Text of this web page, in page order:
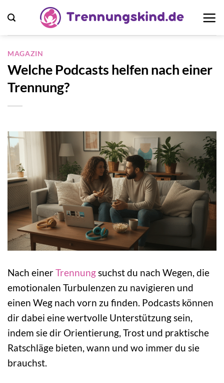
Inhalt
springen
MAGAZIN
Welche Podcasts helfen nach einer
Trennung?
Nach einerTrennungsuchst du nach Wegen, die
emotionalen Turbulenzen zu navigieren und
einen Weg nach vorn zu finden. Podcasts können
dir dabei eine wertvolle Unterstützung sein,
indem sie dir Orientierung, Trost und praktische
Ratschläge bieten, wann und wo immer du sie
brauchst.